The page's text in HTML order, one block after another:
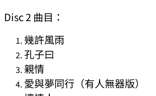
Disc 2 曲目：
幾許風雨
孔子曰
親情
愛與夢同行（有人無器版）